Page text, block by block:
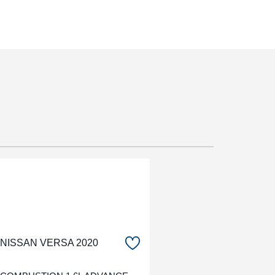
NISSAN VERSA 2020